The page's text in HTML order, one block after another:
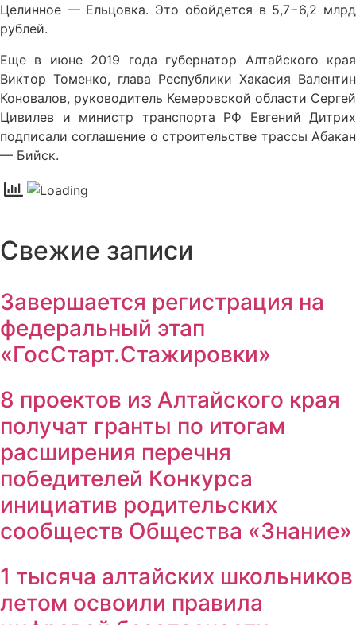
Целинное — Ельцовка. Это обойдется в 5,7−6,2 млрд
рублей.
Еще в июне 2019 года губернатор Алтайского края
Виктор Томенко, глава Республики Хакасия Валентин
Коновалов, руководитель Кемеровской области Сергей
Цивилев и министр транспорта РФ Евгений Дитрих
подписали соглашение о строительстве трассы Абакан
— Бийск.
Свежие записи
Завершается регистрация на
федеральный этап
«ГосСтарт.Стажировки»
8 проектов из Алтайского края
получат гранты по итогам
расширения перечня
победителей Конкурса
инициатив родительских
сообществ Общества «Знание»
1 тысяча алтайских школьников
летом освоили правила